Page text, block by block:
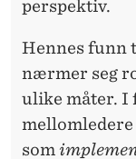
perspektiv.
Hennes funn
nærmer seg
ulike måter. I
som